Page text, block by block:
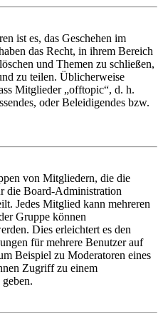
ist es, das Geschehen im
das Recht, in ihrem Bereich
und Themen zu schließen,
zu teilen. Üblicherweise
Mitglieder „offtopic“, d. h.
oder Beleidigendes bzw.
von Mitgliedern, die die
die Board-Administration
Jedes Mitglied kann mehreren
Gruppe können
Dies erleichtert es den
für mehrere Benutzer auf
Beispiel zu Moderatoren eines
Zugriff zu einem